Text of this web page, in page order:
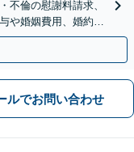
不倫の慰謝料請求、
や婚姻費用、婚約破
す。
ルでお問い合わせ